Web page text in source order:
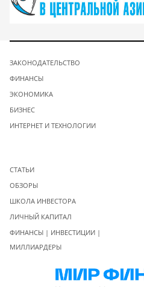
ЗАКОНОДАТЕЛЬСТВО
ФИНАНСЫ
ЭКОНОМИКА
БИЗНЕС
ИНТЕРНЕТ И ТЕХНОЛОГИИ
СТАТЬИ
ОБЗОРЫ
ШКОЛА ИНВЕСТОРА
ЛИЧНЫЙ КАПИТАЛ
ФИНАНСЫ | ИНВЕСТИЦИИ |
МИЛЛИАРДЕРЫ